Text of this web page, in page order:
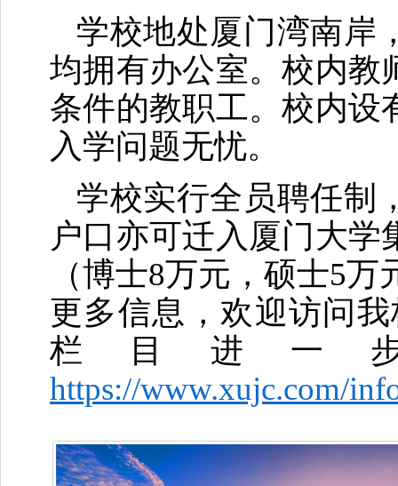
学校地处厦门湾南岸
均拥有办公室。校内教
条件的教职工。校内设
入学问题无忧。
学校实行全员聘任制
户口亦可迁入厦门大
（博士8万元，硕士5万
更多信息，欢迎访问
栏目进一
https://www.xujc.com/